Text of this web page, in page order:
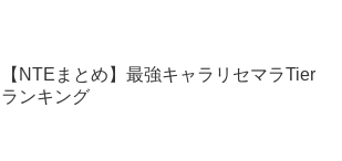
【NTEまとめ】最強キャラリセマラTier
ランキング